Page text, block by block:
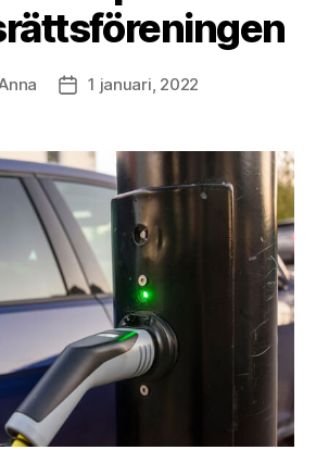
Inläggsdatum
1 januari, 2022